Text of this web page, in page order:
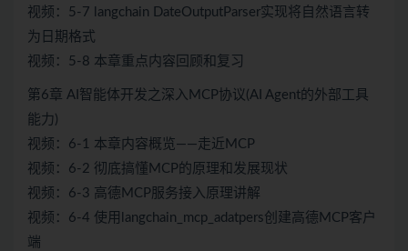
视频：5-7 langchain DateOutputParser实现将自然语言转
为日期格式
视频：5-8 本章重点内容回顾和复习
第6章 AI智能体开发之深入MCP协议(AI Agent的外部工具
能力)
视频：6-1 本章内容概览——走近MCP
视频：6-2 彻底搞懂MCP的原理和发展现状
视频：6-3 高德MCP服务接入原理讲解
视频：6-4 使用langchain_mcp_adatpers创建高德MCP客户
端